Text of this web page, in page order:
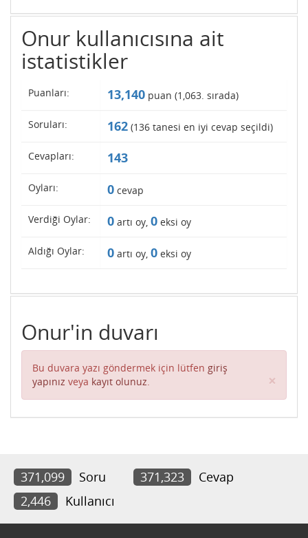
Onur kullanıcısına ait
istatistikler
Puanları: 13,140 puan (1,063. sırada)
Soruları: 162 (136 tanesi en iyi cevap seçildi)
Cevapları: 143
Oyları: 0 cevap
Verdiği Oylar: 0 artı oy, 0 eksi oy
Aldığı Oylar: 0 artı oy, 0 eksi oy
Onur'in duvarı
Bu duvara yazı göndermek için lütfen giriş
yapınız veya kayıt olunuz. ×
371,099 Soru 371,323
Cevap
2,446
Kullanıcı